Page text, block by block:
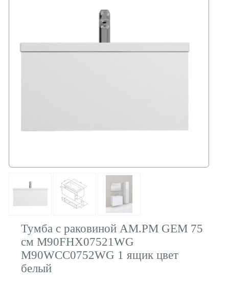
Тумба с раковиной AM.PM GEM 75
см M90FHX07521WG
M90WCC0752WG 1 ящик цвет
белый